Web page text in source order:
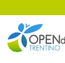
al
contenuto